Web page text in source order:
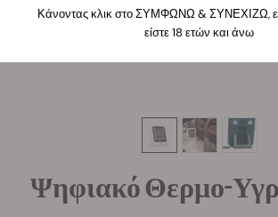
Ψηφιακό Θερμο-
Κάνοντας κλικ στο ΣΥΜΦΩΝΩ & ΣΥΝΕΧΙΖΩ,
είστε 18 ετών και άνω